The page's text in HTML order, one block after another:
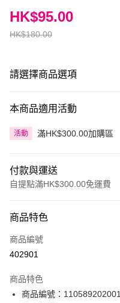
HK$180.00
HK$95.00
請選擇商品選項
本商品適用活動
活動 滿HK$300.00加購區
付款與運送
自提點滿HK$300.00免運費
信用卡
Apple Pay
PayMe
商品特色
商品編號
402901
商品特色
商品編號：110589202001